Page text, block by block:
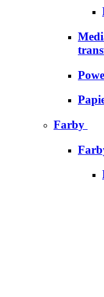
Farby